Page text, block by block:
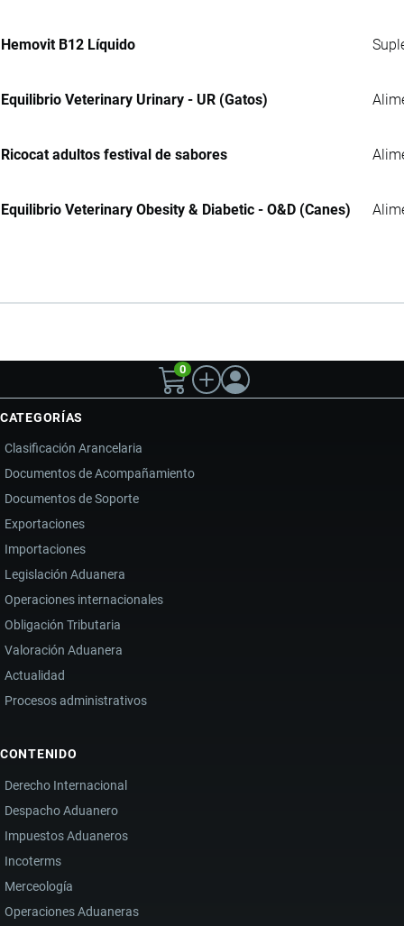
Hemovit B12 Líquido
Equilibrio Veterinary Urinary - UR (Gatos)
Ricocat adultos festival de sabores
Equilibrio Veterinary Obesity & Diabetic - O&D (Canes)
0
CATEGORÍAS
Clasificación Arancelaria
Documentos de Acompañamiento
Documentos de Soporte
Exportaciones
Importaciones
Legislación Aduanera
Operaciones internacionales
Obligación Tributaria
Valoración Aduanera
Actualidad
Procesos administrativos
CONTENIDO
Derecho Internacional
Despacho Aduanero
Impuestos Aduaneros
Incoterms
Merceología
Operaciones Aduaneras